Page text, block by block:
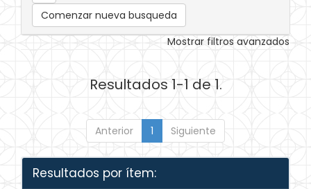
Comenzar nueva busqueda
Mostrar filtros avanzados
Resultados 1-1 de 1.
Anterior 1 Siguiente
Resultados por ítem: